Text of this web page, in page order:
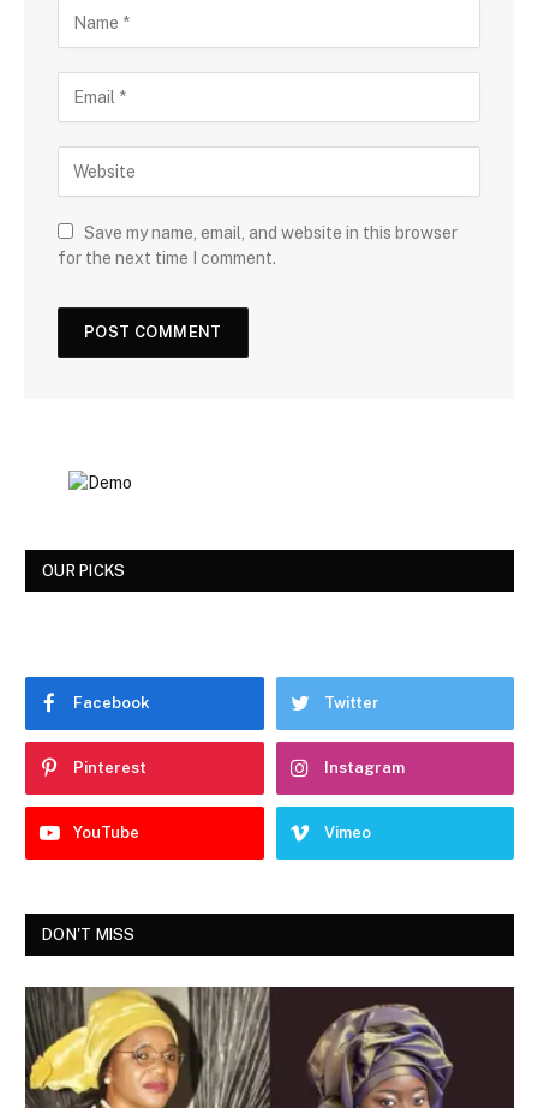
Save my name, email, and website in this browser
for the next time I comment.
OUR PICKS
Facebook Twitter
Pinterest Instagram
YouTube Vimeo
DON'T MISS